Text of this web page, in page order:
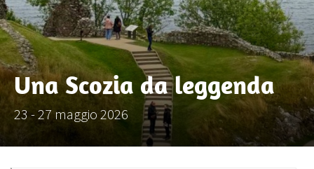
23 - 27 maggio 2026
Una Scozia da leggenda